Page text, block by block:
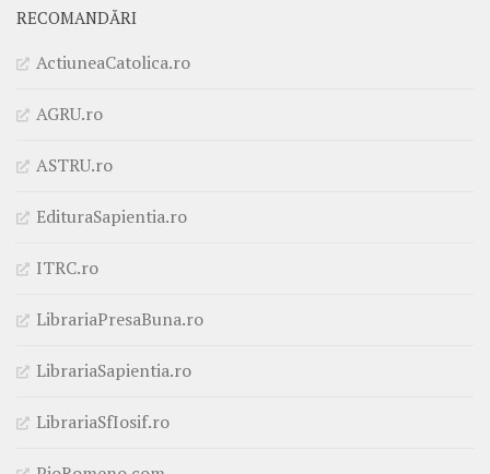
RECOMANDĂRI
ActiuneaCatolica.ro
AGRU.ro
ASTRU.ro
EdituraSapientia.ro
ITRC.ro
LibrariaPresaBuna.ro
LibrariaSapientia.ro
LibrariaSfIosif.ro